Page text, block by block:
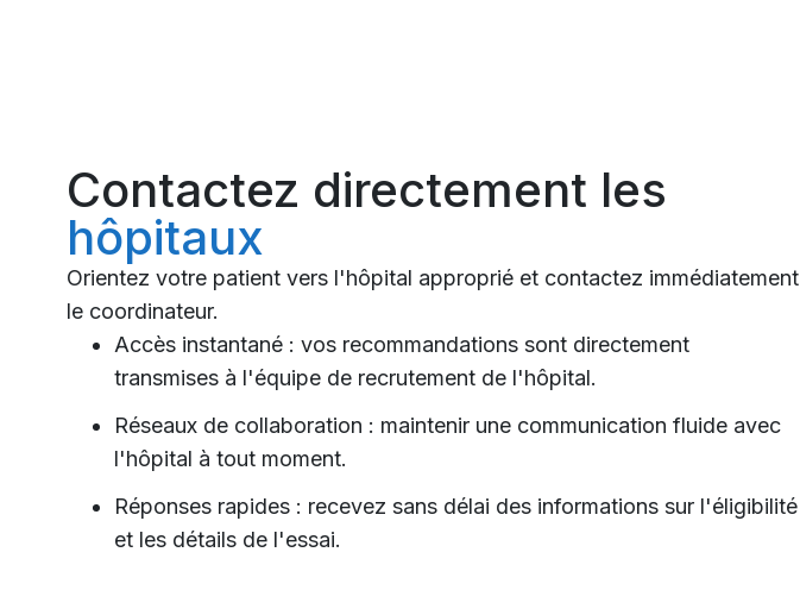
Contactez directement les
hôpitaux
Orientez votre patient vers l'hôpital approprié et contactez immédiatement
le coordinateur.
Accès instantané : vos recommandations sont directement
transmises à l'équipe de recrutement de l'hôpital.
Réseaux de collaboration : maintenir une communication fluide avec
l'hôpital à tout moment.
Réponses rapides : recevez sans délai des informations sur l'éligibilité
et les détails de l'essai.